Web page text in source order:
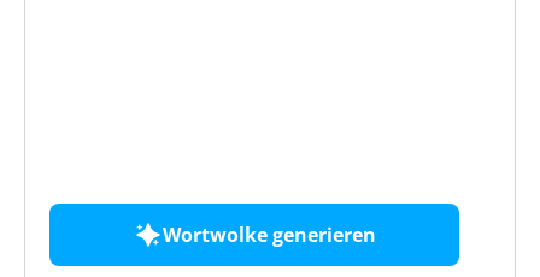
Wortwolke generieren